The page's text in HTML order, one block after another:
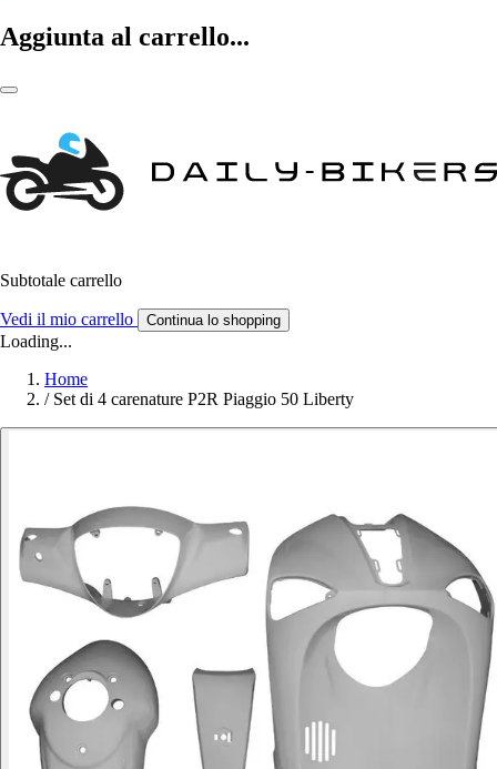
Aggiunta al carrello...
Subtotale carrello
Vedi il mio carrello Continua lo shopping
Loading...
Home
/ Set di 4 carenature P2R Piaggio 50 Liberty